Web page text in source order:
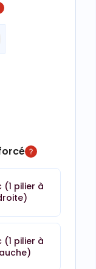
(1 pilier à
(1 pilier à